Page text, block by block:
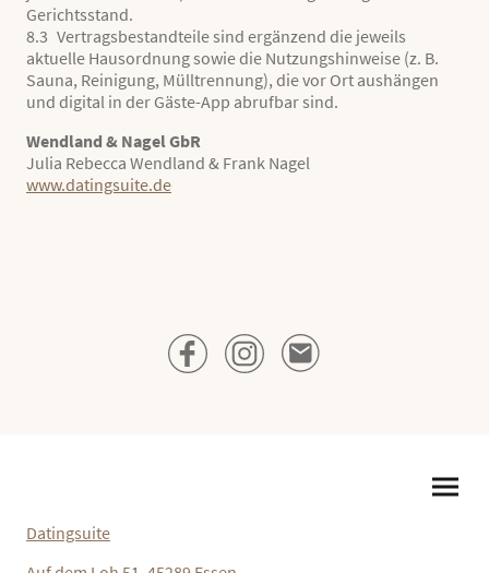
Gerichtsstand.
8.3 Vertragsbestandteile sind ergänzend die jeweils
aktuelle Hausordnung sowie die Nutzungshinweise (z. B.
Sauna, Reinigung, Mülltrennung), die vor Ort aushängen
und digital in der Gäste-App abrufbar sind.
Wendland & Nagel GbR
Julia Rebecca Wendland & Frank Nagel
www.datingsuite.de
Datingsuite